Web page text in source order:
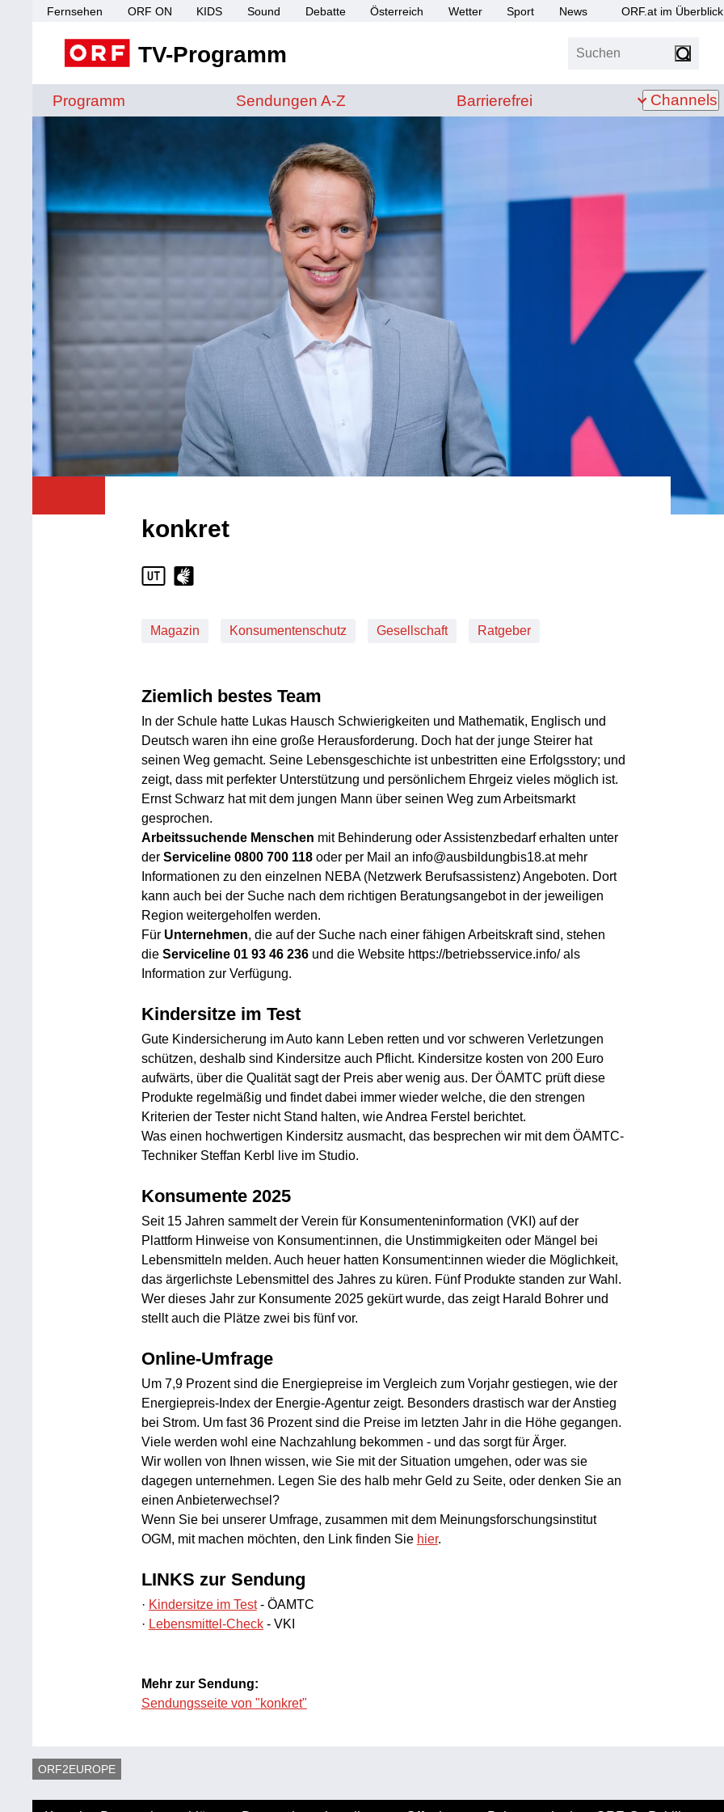
Fernsehen ORF ON KIDS Sound Debatte Österreich Wetter Sport News ORF.at im Überblick
TV-Programm Suchen
Programm Sendungen von A bis Z
Sendungen A-Z Barrierefrei
Barrierefrei Channels
konkret
Magazin Konsumentenschutz Gesellschaft Ratgeber
Ziemlich bestes Team
In der Schule hatte Lukas Hausch Schwierigkeiten und Mathematik, Englisch und
Deutsch waren ihn eine große Herausforderung. Doch hat der junge Steirer hat
seinen Weg gemacht. Seine Lebensgeschichte ist unbestritten eine Erfolgsstory; und
zeigt, dass mit perfekter Unterstützung und persönlichem Ehrgeiz vieles möglich ist.
Ernst Schwarz hat mit dem jungen Mann über seinen Weg zum Arbeitsmarkt
gesprochen.
Arbeitssuchende Menschen mit Behinderung oder Assistenzbedarf erhalten unter
der Serviceline 0800 700 118oder per Mail an info@ausbildungbis18.at mehr
Informationen zu den einzelnen NEBA (Netzwerk Berufsassistenz) Angeboten. Dort
kann auch bei der Suche nach dem richtigen Beratungsangebot in der jeweiligen
Region weitergeholfen werden.
Für Unternehmen, die auf der Suche nach einer fähigen Arbeitskraft sind, stehen
die Serviceline 01 93 46 236und die Website https://betriebsservice.info/ als
Information zur Verfügung.
Kindersitze im Test
Gute Kindersicherung im Auto kann Leben retten und vor schweren Verletzungen
schützen, deshalb sind Kindersitze auch Pflicht. Kindersitze kosten von 200 Euro
aufwärts, über die Qualität sagt der Preis aber wenig aus. Der ÖAMTC prüft diese
Produkte regelmäßig und findet dabei immer wieder welche, die den strengen
Kriterien der Tester nicht Stand halten, wie Andrea Ferstel berichtet.
Was einen hochwertigen Kindersitz ausmacht, das besprechen wir mit dem ÖAMTC-
Techniker Steffan Kerbl live im Studio.
Konsumente 2025
Seit 15 Jahren sammelt der Verein für Konsumenteninformation (VKI) auf der
Plattform Hinweise von Konsument:innen, die Unstimmigkeiten oder Mängel bei
Lebensmitteln melden. Auch heuer hatten Konsument:innen wieder die Möglichkeit,
das ärgerlichste Lebensmittel des Jahres zu küren. Fünf Produkte standen zur Wahl.
Wer dieses Jahr zur Konsumente 2025 gekürt wurde, das zeigt Harald Bohrer und
stellt auch die Plätze zwei bis fünf vor.
Online-Umfrage
Um 7,9 Prozent sind die Energiepreise im Vergleich zum Vorjahr gestiegen, wie der
Energiepreis-Index der Energie-Agentur zeigt. Besonders drastisch war der Anstieg
bei Strom. Um fast 36 Prozent sind die Preise im letzten Jahr in die Höhe gegangen.
Viele werden wohl eine Nachzahlung bekommen - und das sorgt für Ärger.
Wir wollen von Ihnen wissen, wie Sie mit der Situation umgehen, oder was sie
dagegen unternehmen. Legen Sie des halb mehr Geld zu Seite, oder denken Sie an
einen Anbieterwechsel?
Wenn Sie bei unserer Umfrage, zusammen mit dem Meinungsforschungsinstitut
OGM, mit machen möchten, den Link finden Sie hier.
LINKS zur Sendung
· Kindersitze im Test- ÖAMTC
· Lebensmittel-Check- VKI
Mehr zur Sendung:
Sendungsseite von "konkret"
ORF2EUROPE